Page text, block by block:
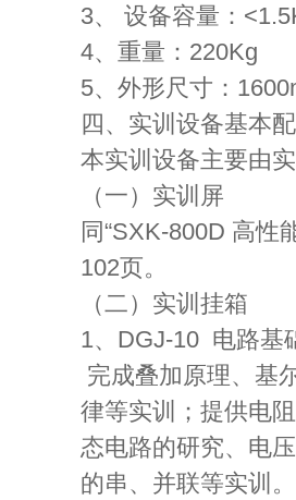
3、 设备容量：
4、重量：220Kg
5、外形尺寸：
四、实训设备基本
本实训设备主要由
（一）实训屏
同“SXK-800D 高性
102页。
（二）实训挂箱
1、DGJ-10 电路基
完成叠加原理、基
律等实训；提供电
态电路的研究、电
的串、并联等实训。